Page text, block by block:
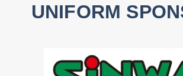
UNIFORM